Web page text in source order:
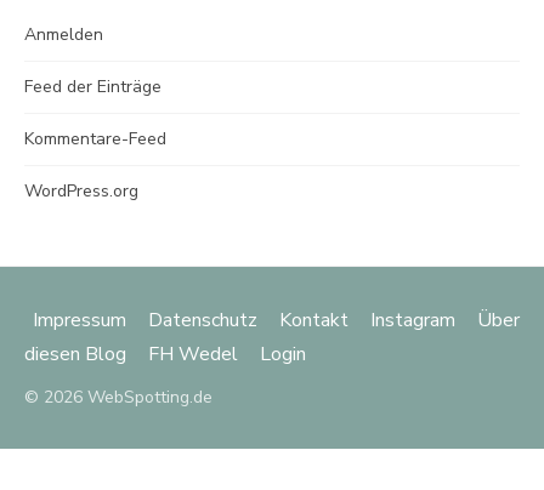
Anmelden
Feed der Einträge
Kommentare-Feed
WordPress.org
Impressum Datenschutz Kontakt Instagram
Über
diesen Blog
FH Wedel Login
© 2026 WebSpotting.de